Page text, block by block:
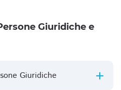
Giuridiche e
Giuridiche